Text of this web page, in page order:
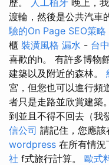
歷。 人工植牙 晚上，
渡輪，然後是公共汽車
驗的On Page SEO策略
櫃 裝潢風格 漏水 - 台
喜歡的h。 有許多博物
建築以及附近的森林。
宮，但您也可以進行頻
者只是走路並欣賞建築。
到並且不得不回去（我
信公司 請記住，您應該
wordpress 在所有情
社 f式旅行計算。 歐式